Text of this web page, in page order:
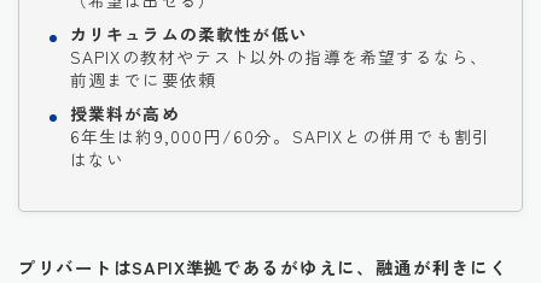
カリキュラムの柔軟性が低い
SAPIXの教材やテスト以外の指導を希望するなら、
前週までに要依頼
授業料が高め
6年生は約9,000円/60分。SAPIXとの併用でも割引
はない
プリバートはSAPIX準拠であるがゆえに、融通が利きにく